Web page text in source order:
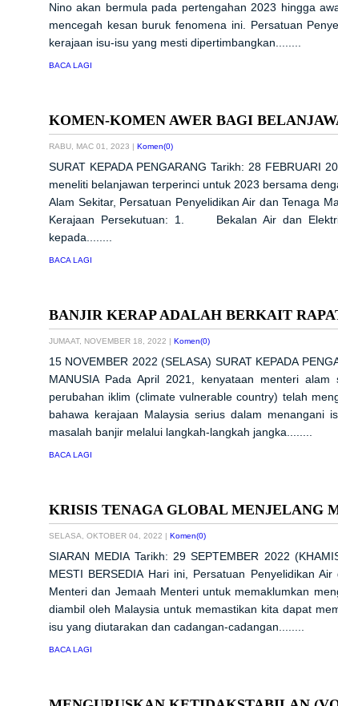
Nino akan bermula pada pertengahan 2023 hingga
mencegah kesan buruk fenomena ini. Persatuan
kerajaan isu-isu yang mesti dipertimbangkan........
BACA LAGI
KOMEN-KOMEN AWER BAGI
RABU, MAC 01, 2023 | Komen(0)
SURAT KEPADA PENGARANG Tarikh: 28 FEBRUARI
meneliti belanjawan terperinci untuk 2023 bersama
Alam Sekitar, Persatuan Penyelidikan Air dan Tenaga
Kerajaan Persekutuan: 1. Bekalan Air dan
kepada........
BACA LAGI
BANJIR KERAP ADALAH BERKAIT
JUMAAT, NOVEMBER 18, 2022 | Komen(0)
15 NOVEMBER 2022 (SELASA) SURAT KEPADA
MANUSIA Pada April 2021, kenyataan menteri
perubahan iklim (climate vulnerable country) telah
bahawa kerajaan Malaysia serius dalam menangani
masalah banjir melalui langkah-langkah jangka........
BACA LAGI
KRISIS TENAGA GLOBAL MENJELANG
SELASA, OKTOBER 04, 2022 | Komen(0)
SIARAN MEDIA Tarikh: 29 SEPTEMBER 2022
MESTI BERSEDIA Hari ini, Persatuan Penyelidikan
Menteri dan Jemaah Menteri untuk memaklumkan
diambil oleh Malaysia untuk memastikan kita dapat
isu yang diutarakan dan cadangan-cadangan........
BACA LAGI